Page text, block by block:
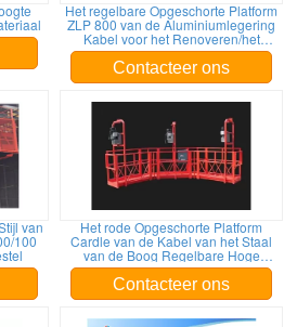
Het regelbare Opgeschorte Platform
ZLP 800 van de Aluminiumlegering
Kabel voor het Renoveren/het
Schilderen
Contacteer ons
van
100
Het rode Opgeschorte Platform
Cardle van de Kabel van het Staal
van de Boog Regelbare Hoge
Werkende voor Bouw
Contacteer ons